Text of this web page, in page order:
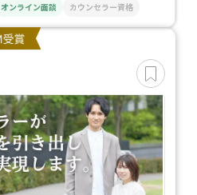
オンライン面談 カウンセラー資格